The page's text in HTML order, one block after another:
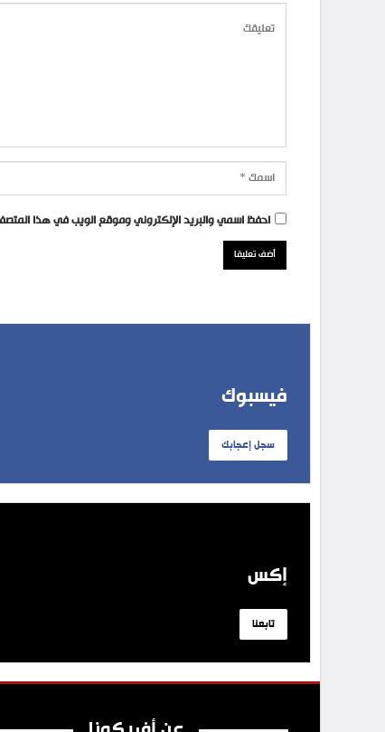
احفظ اسمي والبريد الإلكتروني وموقع الويب في هذا
فيسبوك
سجل إعجابك
إكس
تابعنا